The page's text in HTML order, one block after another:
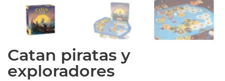
Catan piratas y
exploradores